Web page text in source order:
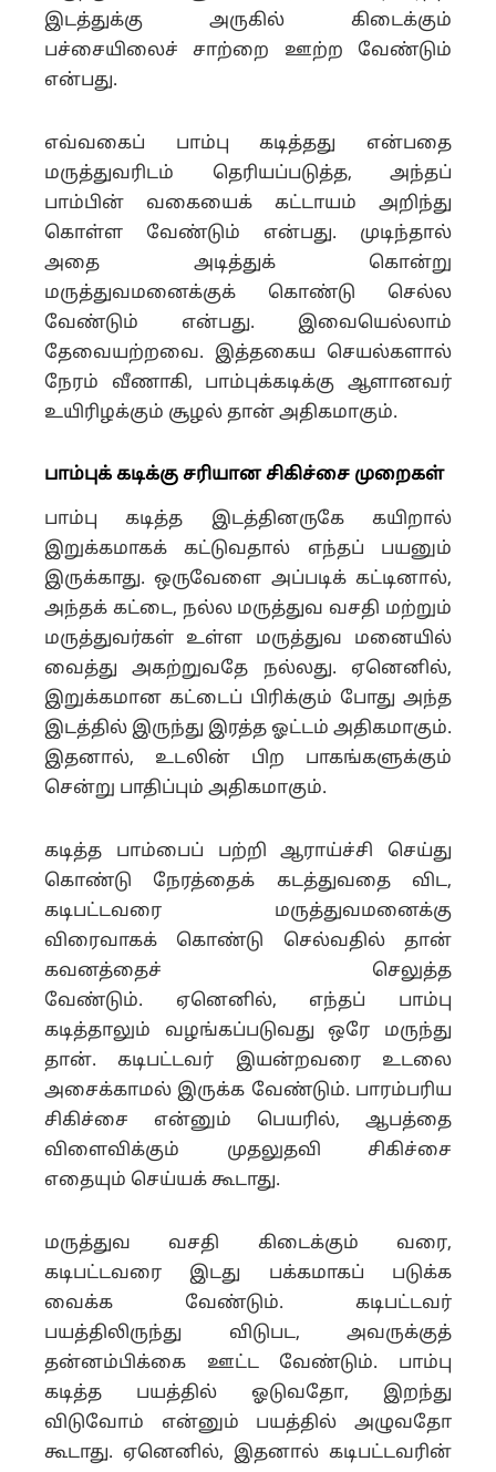
இடத்துக்கு அருகில் கிடைக்கும்
பச்சையிலைச் சாற்றை ஊற்ற வேண்டும்
என்பது.
எவ்வகைப் பாம்பு கடித்தது என்பதை
மருத்துவரிடம் தெரியப்படுத்த, அந்தப்
பாம்பின் வகையைக் கட்டாயம் அறிந்து
கொள்ள வேண்டும் என்பது. முடிந்தால்
அதை அடித்துக் கொன்று
மருத்துவமனைக்குக் கொண்டு செல்ல
வேண்டும் என்பது. இவையெல்லாம்
தேவையற்றவை. இத்தகைய செயல்களால்
நேரம் வீணாகி, பாம்புக்கடிக்கு ஆளானவர்
உயிரிழக்கும் சூழல் தான் அதிகமாகும்.
பாம்புக் கடிக்கு சரியான சிகிச்சை முறைகள்
பாம்பு கடித்த இடத்தினருகே கயிறால்
இறுக்கமாகக் கட்டுவதால் எந்தப் பயனும்
இருக்காது.ஒருவேளை அப்படிக் கட்டினால்,
அந்தக் கட்டை, நல்ல மருத்துவ வசதி மற்றும்
மருத்துவர்கள் உள்ள மருத்துவ மனையில்
வைத்து அகற்றுவதே நல்லது. ஏனெனில்,
இறுக்கமான கட்டைப் பிரிக்கும் போது அந்த
இடத்தில் இருந்து இரத்த ஓட்டம் அதிகமாகும்.
இதனால், உடலின் பிற பாகங்களுக்கும்
சென்று பாதிப்பும் அதிகமாகும்.
கடித்த பாம்பைப் பற்றி ஆராய்ச்சி செய்து
கொண்டு நேரத்தைக் கடத்துவதை விட,
கடிபட்டவரை மருத்துவமனைக்கு
விரைவாகக் கொண்டு செல்வதில் தான்
கவனத்தைச் செலுத்த
வேண்டும். ஏனெனில், எந்தப் பாம்பு
கடித்தாலும் வழங்கப்படுவது ஒரே மருந்து
தான்.கடிபட்டவர் இயன்றவரை உடலை
அசைக்காமல் இருக்க வேண்டும். பாரம்பரிய
சிகிச்சை என்னும் பெயரில், ஆபத்தை
விளைவிக்கும் முதலுதவி சிகிச்சை
எதையும் செய்யக் கூடாது.
மருத்துவ வசதி கிடைக்கும் வரை,
கடிபட்டவரை இடது பக்கமாகப் படுக்க
வைக்க வேண்டும். கடிபட்டவர்
பயத்திலிருந்து விடுபட, அவருக்குத்
தன்னம்பிக்கை ஊட்ட வேண்டும். பாம்பு
கடித்த பயத்தில் ஓடுவதோ, இறந்து
விடுவோம் என்னும் பயத்தில் அழுவதோ
கூடாது. ஏனெனில், இதனால் கடிபட்டவரின்